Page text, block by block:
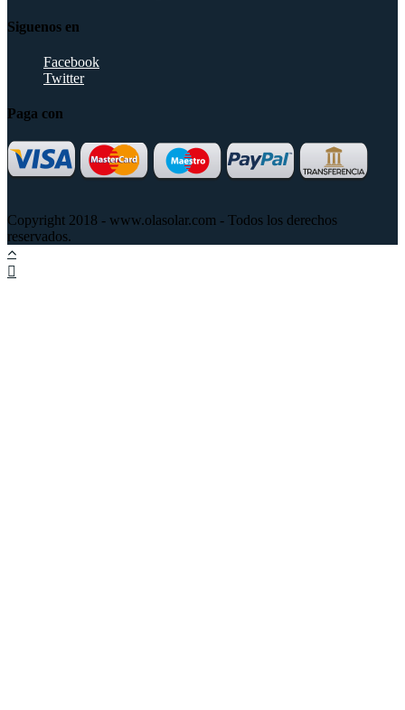
Siguenos en
Facebook
Twitter
Paga con
Copyright 2018 - www.olasolar.com - Todos los derechos
reservados.
